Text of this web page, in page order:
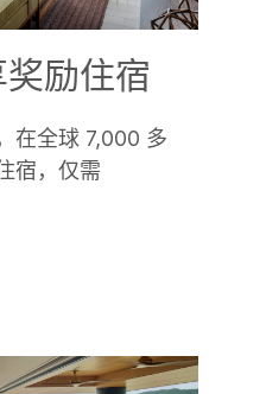
励住宿
在全球 7,000 多
宿，仅需